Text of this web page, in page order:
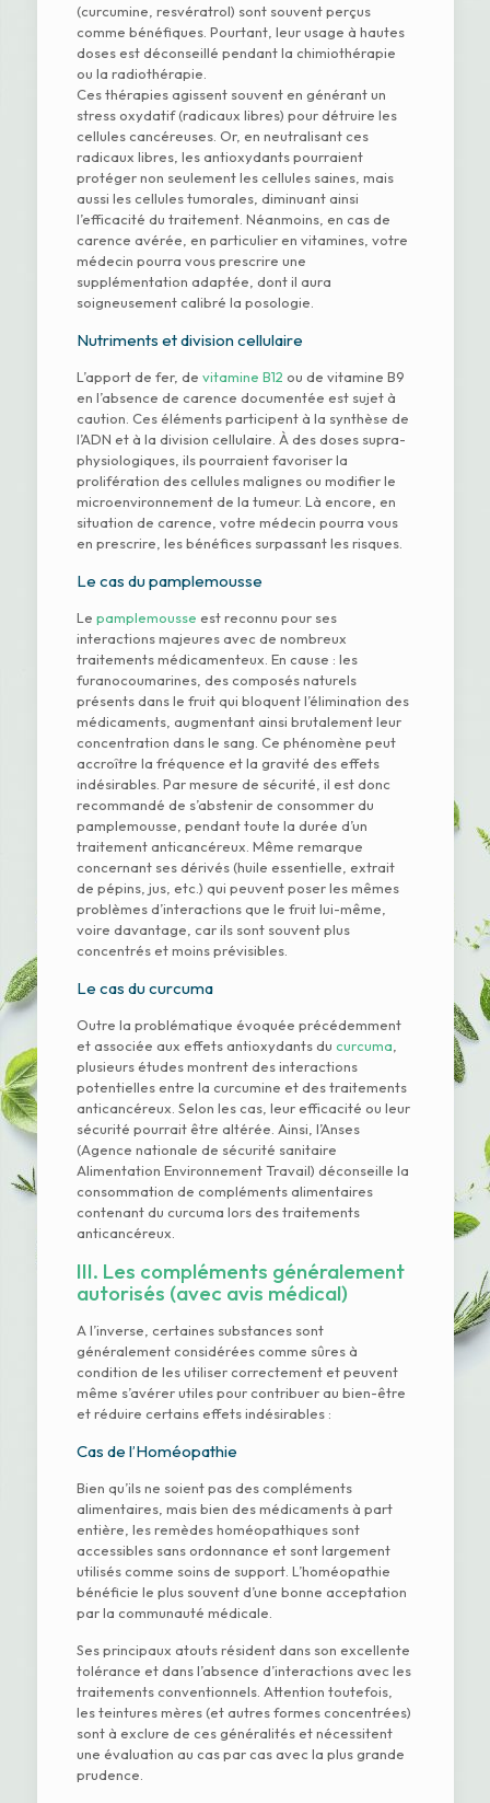
(curcumine, resvératrol) sont souvent perçus
comme bénéfiques. Pourtant, leur usage à hautes
doses est déconseillé pendant la chimiothérapie
ou la radiothérapie.
Ces thérapies agissent souvent en générant un
stress oxydatif (radicaux libres) pour détruire les
cellules cancéreuses. Or, en neutralisant ces
radicaux libres, les antioxydants pourraient
protéger non seulement les cellules saines, mais
aussi les cellules tumorales, diminuant ainsi
l’efficacité du traitement. Néanmoins, en cas de
carence avérée, en particulier en vitamines, votre
médecin pourra vous prescrire une
supplémentation adaptée, dont il aura
soigneusement calibré la posologie.
Nutriments et division cellulaire
L’apport de fer, de vitamine B12 ou de vitamine B9
en l’absence de carence documentée est sujet à
caution. Ces éléments participent à la synthèse de
l’ADN et à la division cellulaire. À des doses supra-
physiologiques, ils pourraient favoriser la
prolifération des cellules malignes ou modifier le
microenvironnement de la tumeur. Là encore, en
situation de carence, votre médecin pourra vous
en prescrire, les bénéfices surpassant les risques.
Le cas du pamplemousse
Le pamplemousse est reconnu pour ses
interactions majeures avec de nombreux
traitements médicamenteux. En cause : les
furanocoumarines, des composés naturels
présents dans le fruit qui bloquent l’élimination des
médicaments, augmentant ainsi brutalement leur
concentration dans le sang. Ce phénomène peut
accroître la fréquence et la gravité des effets
indésirables. Par mesure de sécurité, il est donc
recommandé de s’abstenir de consommer du
pamplemousse, pendant toute la durée d’un
traitement anticancéreux. Même remarque
concernant ses dérivés (huile essentielle, extrait
de pépins, jus, etc.) qui peuvent poser les mêmes
problèmes d’interactions que le fruit lui-même,
voire davantage, car ils sont souvent plus
concentrés et moins prévisibles.
Le cas du curcuma
Outre la problématique évoquée précédemment
et associée aux effets antioxydants du curcuma
plusieurs études montrent des interactions
potentielles entre la curcumine et des traitements
anticancéreux. Selon les cas, leur efficacité ou leur
sécurité pourrait être altérée. Ainsi, l’Anses
(Agence nationale de sécurité sanitaire
Alimentation Environnement Travail) déconseille la
consommation de compléments alimentaires
contenant du curcuma lors des traitements
anticancéreux.
III. Les compléments généralement
autorisés (avec avis médical)
A l’inverse, certaines substances sont
généralement considérées comme sûres à
condition de les utiliser correctement et peuvent
même s’avérer utiles pour contribuer au bien-être
et réduire certains effets indésirables :
Cas de l’Homéopathie
Bien qu’ils ne soient pas des compléments
alimentaires, mais bien des médicaments à part
entière, les remèdes homéopathiques sont
accessibles sans ordonnance et sont largement
utilisés comme soins de support. L’homéopathie
bénéficie le plus souvent d’une bonne acceptation
par la communauté médicale.
Ses principaux atouts résident dans son excellente
tolérance et dans l’absence d’interactions avec les
traitements conventionnels. Attention toutefois,
les teintures mères (et autres formes concentrées)
sont à exclure de ces généralités et nécessitent
une évaluation au cas par cas avec la plus grande
prudence.